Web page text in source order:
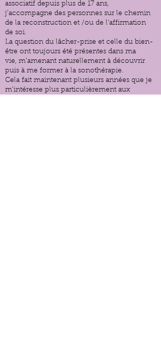
associatif depuis plus de 17 ans,
j’accompagne des personnes sur le chemin
de la reconstruction et /ou de l’affirmation
de soi.
La question du lâcher-prise et celle du bien-
être ont toujours été présentes dans ma
vie, m’amenant naturellement à découvrir
puis à me former à la sonothérapie.
Cela fait maintenant plusieurs années que je
m’intéresse plus particulièrement aux